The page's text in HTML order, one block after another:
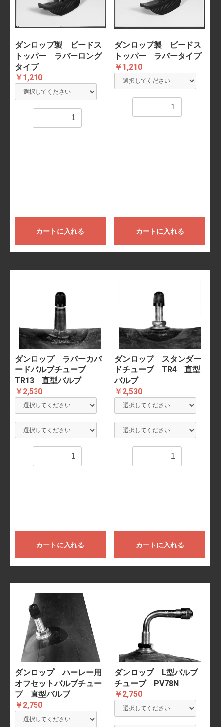
ダンロップ製 ビードス
トッパー ラバーロング
タイプ
￥1,210
カートに入れる
ダンロップ製 ビードス
トッパー ラバータイプ
￥1,210
カートに入れる
ダンロップ ラバーカバ
ードバルブチューブ
TR13 直型バルブ
￥2,530
カートに入れる
ダンロップ スタンダー
ドチューブ TR4 直型
バルブ
￥2,530
カートに入れる
ダンロップ ハーレー用
オフセットバルブチュー
ブ 直型バルブ
￥2,750
ダンロップ L型バルブ
チューブ PV78N
￥2,750